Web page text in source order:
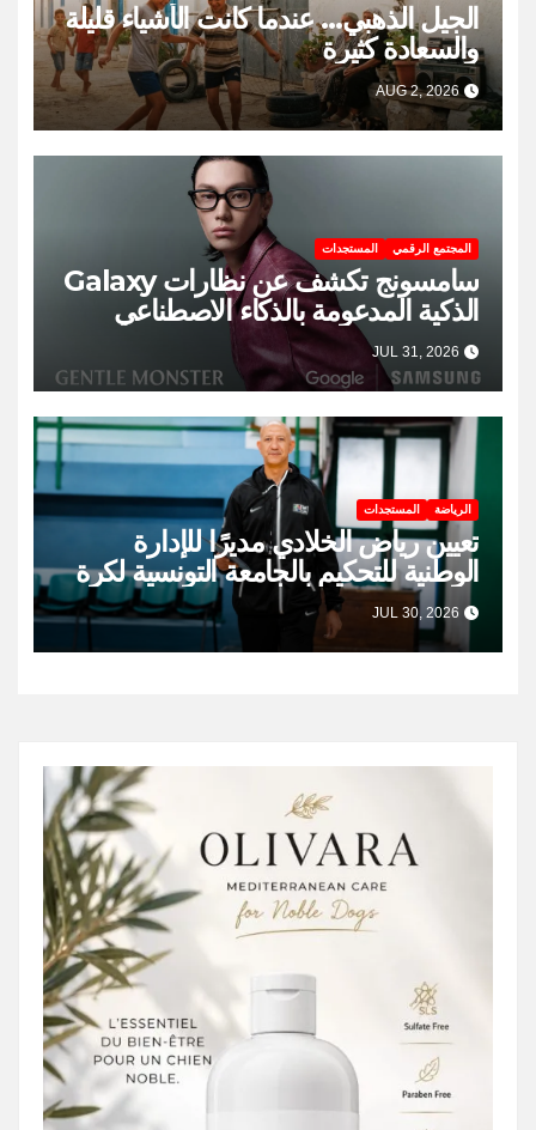
الجيل الذهبي… عندما كانت الأشياء قليلة
والسعادة كثيرة
AUG 2, 2026
المجتمع الرقمي المستجدات
سامسونج تكشف عن نظارات Galaxy
الذكية المدعومة بالذكاء الاصطناعي
JUL 31, 2026
الرياضة المستجدات
تعيين رياض الخلادي مديرًا للإدارة
الوطنية للتحكيم بالجامعة التونسية لكرة
السلة
JUL 30, 2026